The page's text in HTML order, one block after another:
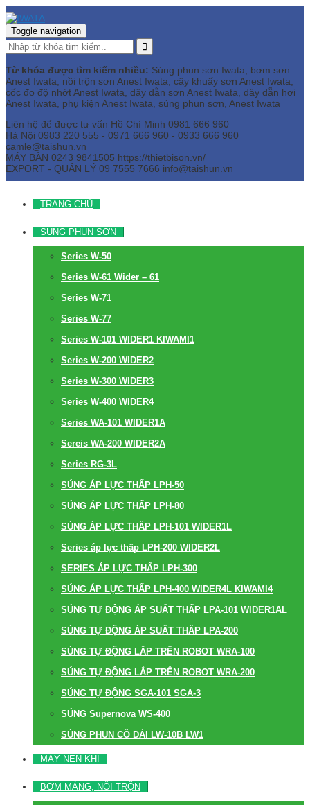
Toggle navigation
Từ khóa được tìm kiếm nhiều: Súng phun sơn Iwata, bơm sơn
Anest Iwata, nồi trộn sơn Anest Iwata, cây khuấy sơn Anest Iwata,
cốc đo độ nhớt Anest Iwata, dây dẫn sơn Anest Iwata, dây dẫn hơi
Anest Iwata, phụ kiện Anest Iwata, súng phun sơn, Anest Iwata
Liên hệ để được tư vấn Hồ Chí Minh 0981 666 960
Hà Nội 0983 220 555 - 0971 666 960 - 0933 666 960
camle@taishun.vn
MÁY BÀN 0243 9841505 https://thietbison.vn/
EXPORT - QUẢN LÝ 09 7555 7666 info@taishun.vn
TRANG CHỦ
SÚNG PHUN SƠN
Series W-50
Series W-61 Wider – 61
Series W-71
Series W-77
Series W-101 WIDER1 KIWAMI1
Series W-200 WIDER2
Series W-300 WIDER3
Series W-400 WIDER4
Series WA-101 WIDER1A
Sereis WA-200 WIDER2A
Series RG-3L
SÚNG ÁP LỰC THẤP LPH-50
SÚNG ÁP LỰC THẤP LPH-80
SÚNG ÁP LỰC THẤP LPH-101 WIDER1L
Series áp lực thấp LPH-200 WIDER2L
SERIES ÁP LỰC THẤP LPH-300
SÚNG ÁP LỰC THẤP LPH-400 WIDER4L KIWAMI4
SÚNG TỰ ĐỘNG ÁP SUẤT THẤP LPA-101 WIDER1AL
SÚNG TỰ ĐỘNG ÁP SUẤT THẤP LPA-200
SÚNG TỰ ĐỘNG LẮP TRÊN ROBOT WRA-100
SÚNG TỰ ĐỘNG LẮP TRÊN ROBOT WRA-200
SÚNG TỰ ĐỘNG SGA-101 SGA-3
SÚNG Supernova WS-400
SÚNG PHUN CỔ DÀI LW-10B LW1
MÁY NÉN KHÍ
BƠM MÀNG, NỒI TRỘN